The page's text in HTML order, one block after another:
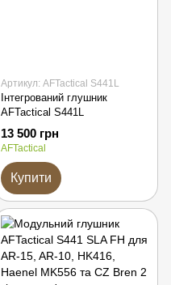
Артикул: AFTactical S441L
Інтегрований глушник
AFTactical S441L
13 500 грн
AFTactical
Купити